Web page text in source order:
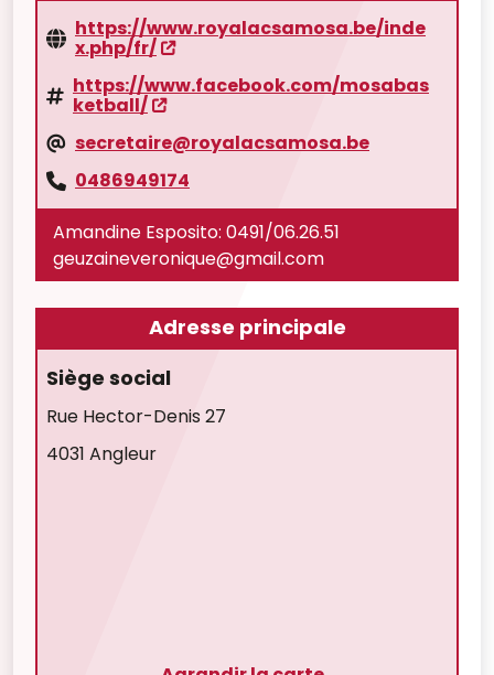
https://www.royalacsamosa.be/inde
x.php/fr/
https://www.facebook.com/mosabas
ketball/
secretaire@royalacsamosa.be
0486949174
Amandine Esposito: 0491/06.26.51
geuzaineveronique@gmail.com
Adresse principale
Siège social
Rue Hector-Denis 27
4031 Angleur